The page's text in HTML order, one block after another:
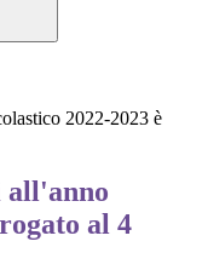
2022-2023 è
al 4